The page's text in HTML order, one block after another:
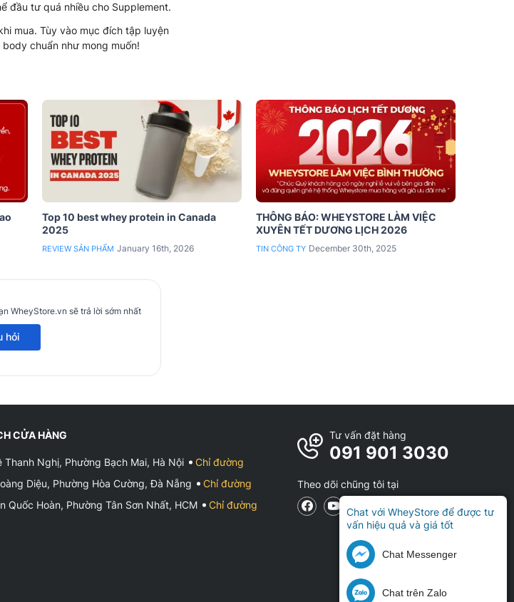
đầu tư quá nhiều cho Supplement.
mua. Tùy vào mục đích tập luyện
chuẩn như mong muốn!
Top 10 best whey protein in Canada
2025
REVIEW SẢN PHẨM January 16th, 2026
THÔNG BÁO: WHEYSTORE LÀM VIỆC
XUYÊN TẾT DƯƠNG LỊCH 2026
TIN CÔNG TY December 30th, 2025
WheyStore.vn sẽ trả lời sớm nhất
hỏi
CỬA HÀNG
Thanh Nghị, Phường Bạch Mai, Hà Nội
Chỉ đường
Diệu, Phường Hòa Cường, Đà Nẵng
Chỉ đường
Quốc Hoàn, Phường Tân Sơn Nhất, HCM
Chỉ đường
Tư vấn đặt hàng
091 901 3030
Theo dõi chũng tôi tại
Chat với WheyStore để được tư
vấn hiệu quả và giá tốt
Chat Messenger
Chat trên Zalo